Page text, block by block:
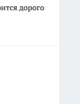
дорого